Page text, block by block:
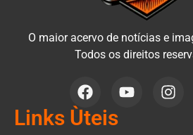
O maior acervo de notícias e
Todos os direitos
Links Ùteis